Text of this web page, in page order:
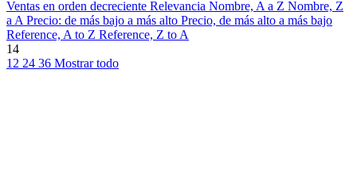
Ventas en orden decreciente Relevancia Nombre, A a Z Nombre, Z
a APrecio: de más bajo a más alto Precio, de más alto a más bajo
Reference, A to Z Reference, Z to A
14
12 24 36 Mostrar todo